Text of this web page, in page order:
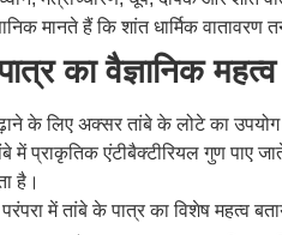
मानते हैं कि शांत धार्मिक
का वैज्ञानिक महत्व
के लिए अक्सर तांबे के लोटे का उपयोग
में प्राकृतिक एंटीबैक्टीरियल गुण पाए
है।
में तांबे के पात्र का विशेष महत्व